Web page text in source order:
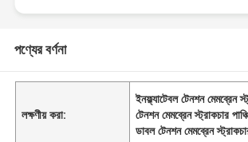
পণ্যের বর্ণনা
লক্ষণীয় করা:
ইনফ্ল্যাটেবল টেনশন মেমব্রেন
টেনশন মেমব্রেন স্ট্রাকচার
ডাবল টেনশন মেমব্রেন